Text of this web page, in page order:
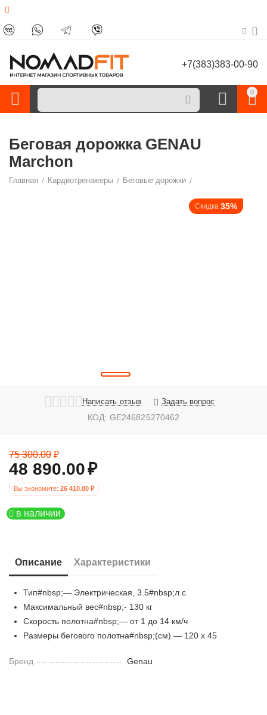
+7(383)383-00-90
0
Беговая дорожка GENAU
Marchon
Главная / Кардиотренажеры / Беговые дорожки /
Скидка 35%
Написать отзыв Задать вопрос
КОД: GE246825270462
75 300.00 ₽
48 890.00₽
Вы экономите: 26 410.00 ₽
в наличии
Описание Характеристики
Тип#nbsp;— Электрическая, 3.5#nbsp;л.с
Максимальный вес#nbsp;- 130 кг
Скорость полотна#nbsp;— от 1 до 14 км/ч
Размеры бегового полотна#nbsp;(см) — 120 х 45
Бренд Genau